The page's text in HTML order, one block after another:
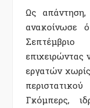
Ως απάντηση,
ανακοίνωσε
επιχειρώντας
εργατών
Γκόμπερς,